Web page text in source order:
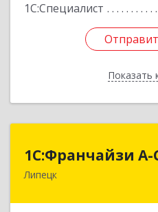
1С:Специалист
Показать
1С:Франчайзи А-
Липецк398059, Липецкая